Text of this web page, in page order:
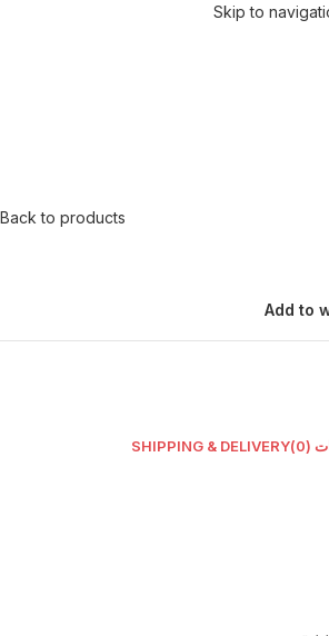
Skip to
Back to products
Add to
(0)
SHIPPING & DELIVERY